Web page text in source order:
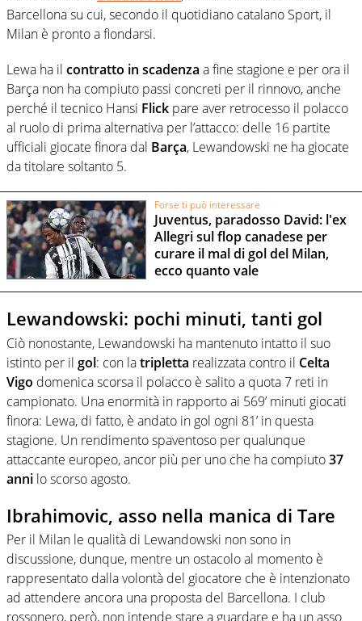
Barcellona su cui, secondo il quotidiano catalano Sport, il
Milan è pronto a fiondarsi.
Lewa ha il contratto in scadenza a fine stagione e per ora il
Barça non ha compiuto passi concreti per il rinnovo, anche
perché il tecnico Hansi Flick pare aver retrocesso il polacco
al ruolo di prima alternativa per l’attacco: delle 16 partite
ufficiali giocate finora dal Barça, Lewandowski ne ha giocate
da titolare soltanto 5.
Forse ti può interessare
Juventus, paradosso David: l'ex
Allegri sul flop canadese per
curare il mal di gol del Milan,
ecco quanto vale
Lewandowski: pochi minuti, tanti gol
Ciò nonostante, Lewandowski ha mantenuto intatto il suo
istinto per il gol: con latripletta realizzata contro il Celta
Vigo domenica scorsa il polacco è salito a quota 7 reti in
campionato. Una enormità in rapporto ai 569’ minuti giocati
finora: Lewa, di fatto, è andato in gol ogni 81’ in questa
stagione. Un rendimento spaventoso per qualunque
attaccante europeo, ancor più per uno che ha compiuto37
anni lo scorso agosto.
Ibrahimovic, asso nella manica di Tare
Per il Milan le qualità di Lewandowski non sono in
discussione, dunque, mentre un ostacolo al momento è
rappresentato dalla volontà del giocatore che è intenzionato
ad attendere ancora una proposta del Barcellona. I club
rossonero, però, non intende stare a guardare e ha un asso